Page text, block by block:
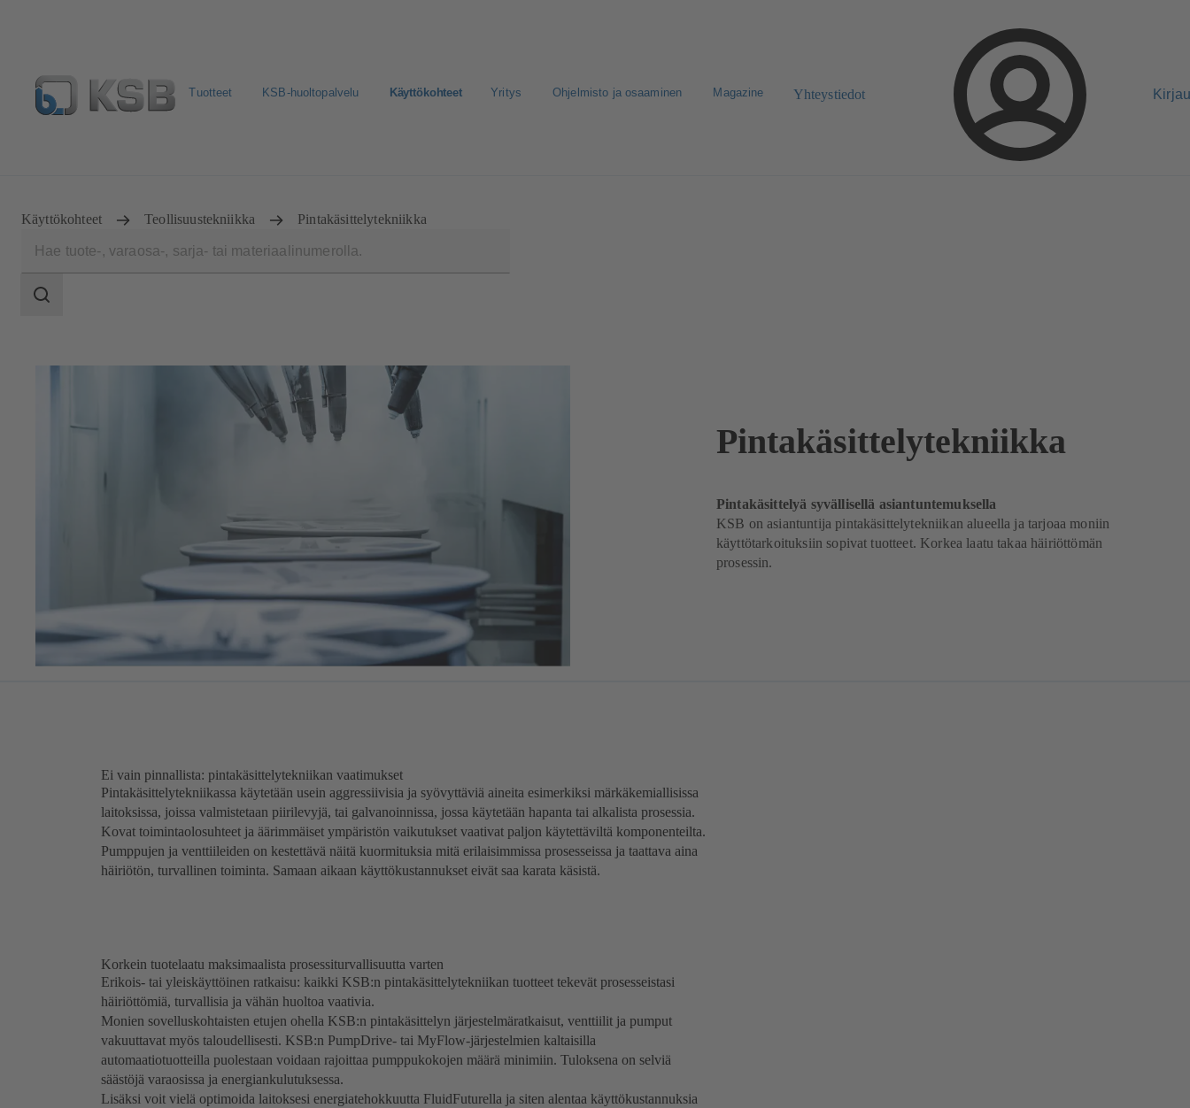
Tuotteet KSB-huoltopalvelu Käyttökohteet Yritys Ohjelmisto ja osaaminen Magazine Yhteystiedot
Käyttökohteet Teollisuustekniikka Pintakäsittelytekniikka
laajuus
Haun
Pintakäsittelytekniikka
Pintakäsittelyä syvällisellä asiantuntemuksella
KSB on asiantuntija pintakäsittelytekniikan alueella ja tarjoaa moniin
käyttötarkoituksiin sopivat tuotteet. Korkea laatu takaa häiriöttömän
prosessin.
Ei vain pinnallista: pintakäsittelytekniikan vaatimukset
Pintakäsittelytekniikassa käytetään usein aggressiivisia ja syövyttäviä aineita esimerkiksi märkäkemiallisissa
laitoksissa, joissa valmistetaan piirilevyjä, tai galvanoinnissa, jossa käytetään hapanta tai alkalista prosessia.
Kovat toimintaolosuhteet ja äärimmäiset ympäristön vaikutukset vaativat paljon käytettäviltä komponenteilta.
Pumppujen ja venttiileiden on kestettävä näitä kuormituksia mitä erilaisimmissa prosesseissa ja taattava aina
häiriötön, turvallinen toiminta. Samaan aikaan käyttökustannukset eivät saa karata käsistä.
Korkein tuotelaatu maksimaalista prosessiturvallisuutta varten
Erikois- tai yleiskäyttöinen ratkaisu: kaikki KSB:n pintakäsittelytekniikan tuotteet tekevät prosesseistasi
häiriöttömiä, turvallisia ja vähän huoltoa vaativia.
Monien sovelluskohtaisten etujen ohella KSB:n pintakäsittelyn järjestelmäratkaisut, venttiilit ja pumput
vakuuttavat myös taloudellisesti. KSB:n PumpDrive- tai MyFlow-järjestelmien kaltaisilla
automaatiotuotteilla puolestaan voidaan rajoittaa pumppukokojen määrä minimiin. Tuloksena on selviä
säästöjä varaosissa ja energiankulutuksessa.
Lisäksi voit vielä optimoida laitoksesi energiatehokkuutta FluidFuturella ja siten alentaa käyttökustannuksia